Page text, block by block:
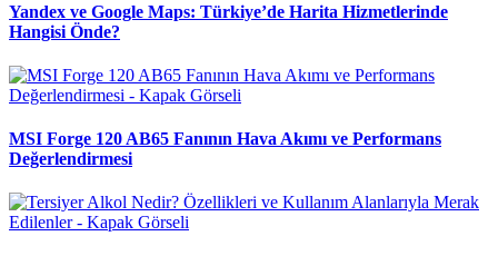
Yandex ve Google Maps: Türkiye’de Harita Hizmetlerinde
Hangisi Önde?
MSI Forge 120 AB65 Fanının Hava Akımı ve Performans
Değerlendirmesi